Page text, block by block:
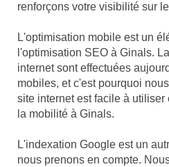
renforçons votre visibilité sur
L'optimisation mobile est un
l'optimisation SEO à Ginals.
internet sont effectuées
mobiles, et c'est pourquoi
site internet est facile à utiliser
la mobilité à Ginals.
L'indexation Google est un
nous prenons en compte.